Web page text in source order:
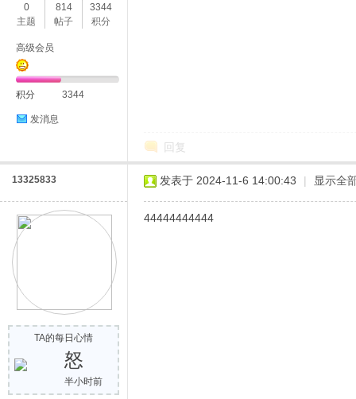
0
主题
814
帖子
3344
积分
高级会员
积分 3344
发消息
回复
13325833
TA的每日心情
怒
半小时前
发表于 2024-11-6 14:00:43 | 显示全
44444444444